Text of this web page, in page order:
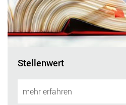
Stellenwert
mehr erfahren